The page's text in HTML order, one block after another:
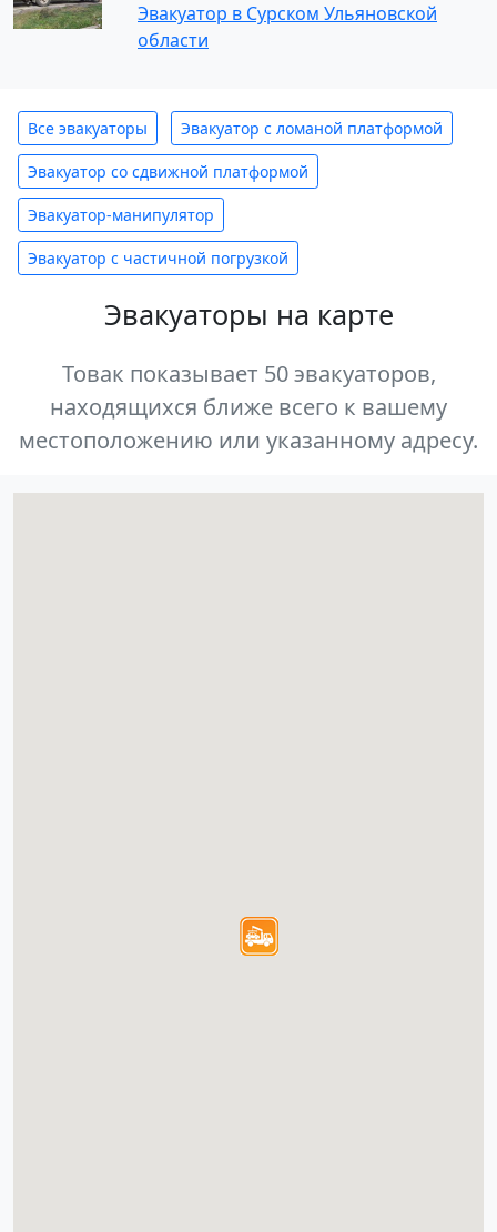
Эвакуатор в Сурском Ульяновской
области
Все эвакуаторы Эвакуатор с ломаной платформой
Эвакуатор со сдвижной платформой
Эвакуатор-манипулятор
Эвакуатор с частичной погрузкой
Эвакуаторы на карте
Товак показывает 50 эвакуаторов,
находящихся ближе всего к вашему
местоположению или указанному адресу.